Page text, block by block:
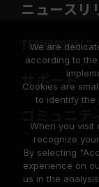
ニュースリ
TEAMGROUP
サポート
We are
according to the
Cookies are
to identify
When you visit
recognize
By selecting
experience on
us in the